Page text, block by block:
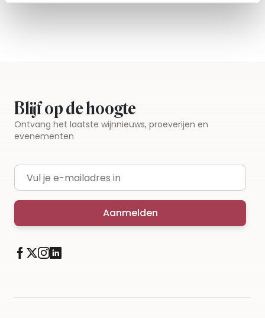
Blijf op de hoogte
Ontvang het laatste wijnnieuws, proeverijen en
evenementen
E-mailadres
Aanmelden